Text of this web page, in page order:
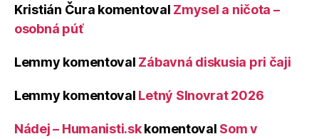
Kristián Čura komentoval Zmysel a ničota –
osobná púť
Lemmy komentoval Zábavná diskusia pri čaji
Lemmy komentoval Letný Slnovrat 2026
Nádej – Humanisti.skkomentoval Som v